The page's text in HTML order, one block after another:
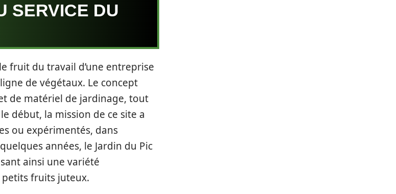
SERVICE DU
fruit du travail d’une entreprise
de végétaux. Le concept
de matériel de jardinage, tout
début, la mission de ce site a
ou expérimentés, dans
années, le Jardin du Pic
ainsi une variété
fruits juteux.